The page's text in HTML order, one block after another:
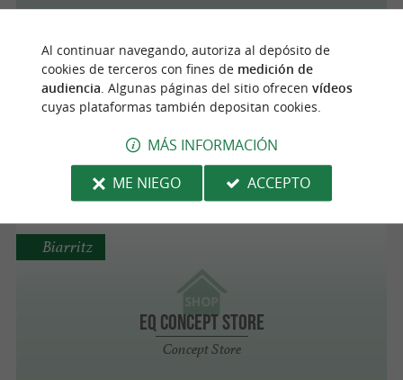
Belleza
Biarritz
EQ Concept Store
Concept Store
Biarritz
Al continuar navegando, autoriza al depósito de
cookies de terceros con fines de medición de
audiencia. Algunas páginas del sitio ofrecen vídeos
cuyas plataformas también depositan cookies.
MÁS INFORMACIÓN
ME NIEGO
ACCEPTO